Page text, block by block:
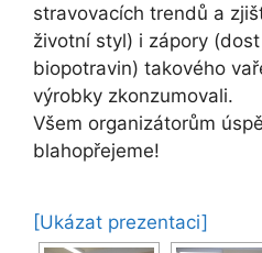
stravovacích trendů a
životní styl) i zápory
biopotravin) takového
výrobky zkonzumovali.
Všem organizátorům
blahopřejeme!
[Ukázat prezentaci]